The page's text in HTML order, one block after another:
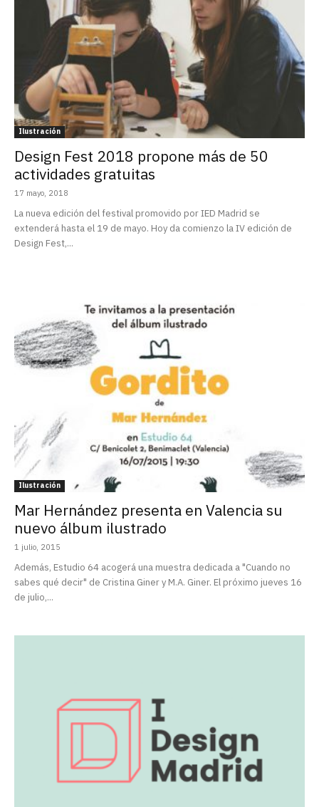
Ilustración
Design Fest 2018 propone más de 50
actividades gratuitas
17 mayo, 2018
La nueva edición del festival promovido por IED Madrid se
extenderá hasta el 19 de mayo. Hoy da comienzo la IV edición de
Design Fest,...
Ilustración
Mar Hernández presenta en Valencia su
nuevo álbum ilustrado
1 julio, 2015
Además, Estudio 64 acogerá una muestra dedicada a "Cuando no
sabes qué decir" de Cristina Giner y M.A. Giner. El próximo jueves 16
de julio,...